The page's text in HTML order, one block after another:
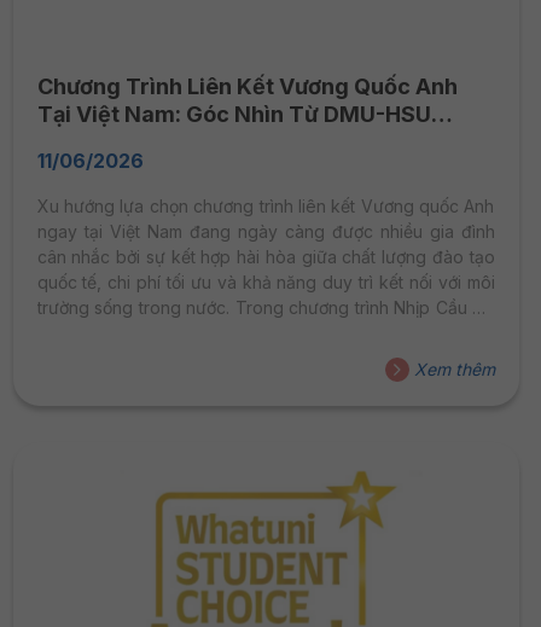
Chương Trình Liên Kết Vương Quốc Anh
Tại Việt Nam: Góc Nhìn Từ DMU-HSU
11/06/2026
Xu hướng lựa chọn chương trình liên kết Vương quốc Anh
ngay tại Việt Nam đang ngày càng được nhiều gia đình
cân nhắc bởi sự kết hợp hài hòa giữa chất lượng đào tạo
quốc tế, chi phí tối ưu và khả năng duy trì kết nối với môi
trường sống trong nước. Trong chương trình Nhịp Cầu Du
Phó Hiệu trưởng Đại học Hoa Sen và TS. Edward
Hockings – Giám đốc Chương trình DMU-HSU Vietnam đã
Xem thêm